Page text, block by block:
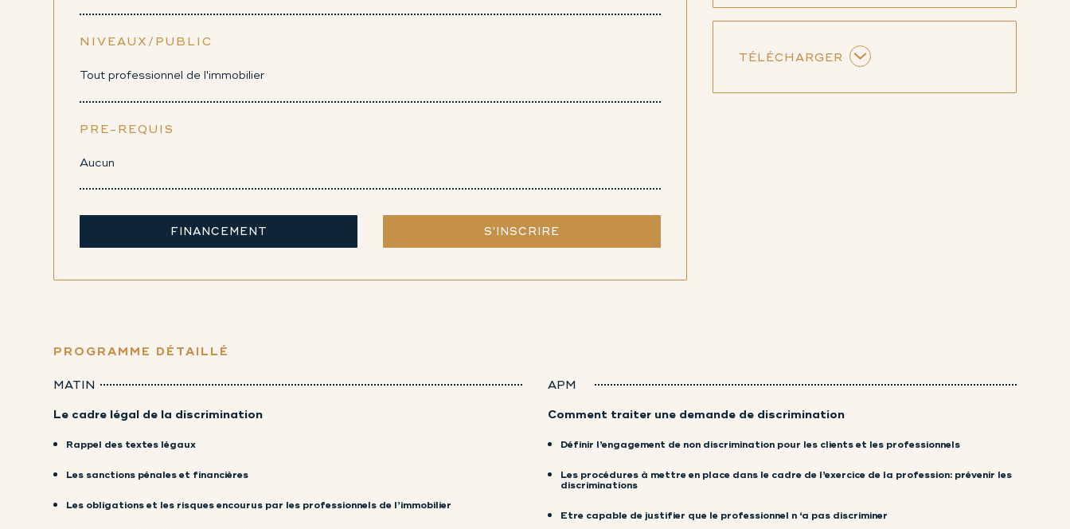
NIVEAUX/PUBLIC
Tout professionnel de l'immobilier
PRE-REQUIS
Aucun
FINANCEMENT S'INSCRIRE
TÉLÉCHARGER
PROGRAMME DÉTAILLÉ
MATIN
Le cadre légal de la discrimination
Rappel des textes légaux
Les sanctions pénales et financières
Les obligations et les risques encourus par les professionnels de l’immobilier
APM
Comment traiter une demande de discrimination
Définir l’engagement de non discrimination pour les clients et les professionnels
Les procédures à mettre en place dans le cadre de l’exercice de la profession: prévenir les
discriminations
Etre capable de justifier que le professionnel n ‘a pas discriminer